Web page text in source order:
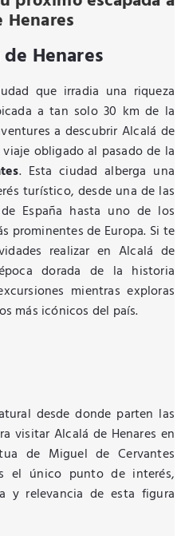
Henares
Henares
que irradia una riqueza
a tan solo 30 km de la
a descubrir Alcalá de
obligado al pasado de la
. Esta ciudad alberga una
turístico, desde una de las
España hasta uno de los
prominentes de Europa. Si te
realizar en Alcalá de
dorada de la historia
mientras exploras
más icónicos del país.
desde donde parten las
visitar Alcalá de Henares en
de Miguel de Cervantes
el único punto de interés,
y relevancia de esta figura